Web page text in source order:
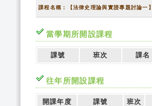
課程名稱：【法律史理論與實證專題討論一】
當學期所開設課程
課號 班次 課名
往年所開設課程
開課年度 課號 班次